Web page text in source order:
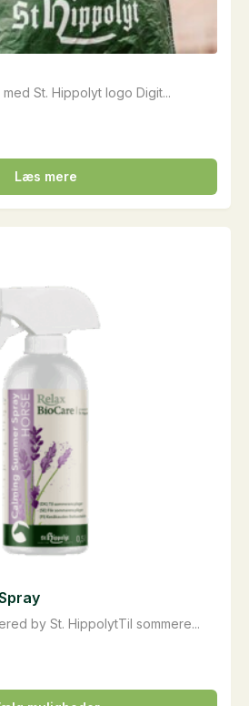
St. Hippolyt logo Digit...
Læs mere
by St. HippolytTil sommere...